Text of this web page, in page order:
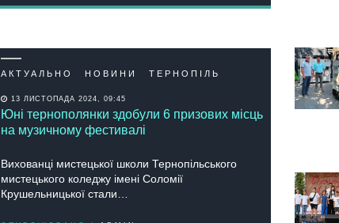
АКТУАЛЬНО НОВИНИ ТЕРНОПІЛЬ
13 ЛИСТОПАДА 2024, 09:45
Юні тернополянки здобули 6 призових місць
на музичному фестивалі
Вихованці мистецької школи Тернопільського
мистецького коледжу імені Соломії
Крушельницької стали…